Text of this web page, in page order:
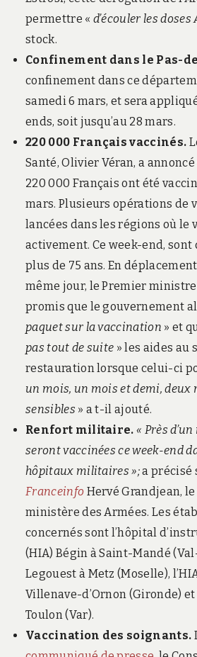
permettre « d’écouler les
stock.
Confinement dans le Pas-
confinement dans ce
samedi 6 mars, et sera
ends, soit jusqu’au 28 mars.
220 000 Français vaccinés.
Santé, Olivier Véran, a
220 000 Français ont été
mars. Plusieurs opérations de
lancées dans les régions où le
activement. Ce week-end, sont
plus de 75 ans. En
même jour, le Premier ministre
promis que le gouvernement
paquet sur la vaccination » et
pas tout de suite » les aides au
restauration lorsque celui-ci
un mois, un mois et demi, deux
sensibles » a t-il ajouté.
Renfort militaire.« Près
seront vaccinées ce week-end
hôpitaux militaires »;a précisé
Franceinfo Hervé Grandjean,
ministère des Armées. Les
concernés sont l’hôpital
(HIA) Bégin à Saint-Mandé
Legouest à Metz (Moselle),
Villenave-d’Ornon (Gironde)
Toulon (Var).
Vaccination des soignants.